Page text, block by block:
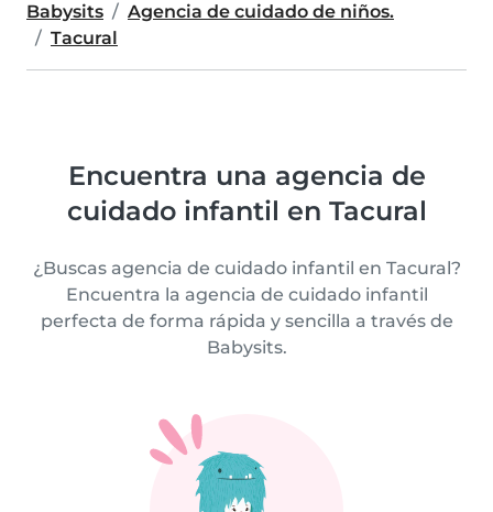
Babysits
Agencia de cuidado de niños.
Tacural
Encuentra una agencia de
cuidado infantil en Tacural
¿Buscas agencia de cuidado infantil en Tacural?
Encuentra la agencia de cuidado infantil
perfecta de forma rápida y sencilla a través de
Babysits.